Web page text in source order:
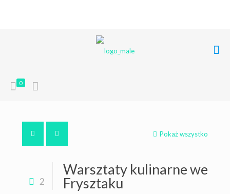
0
Pokaż wszystko
2
Warsztaty kulinarne we
Frysztaku